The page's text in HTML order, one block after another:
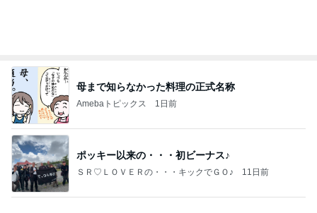
母まで知らなかった料理の正式名称
Amebaトピックス 1日前
ポッキー以来の・・・初ビーナス♪
ＳＲ♡ＬＯＶＥＲの・・・キックでＧＯ♪ 11日前